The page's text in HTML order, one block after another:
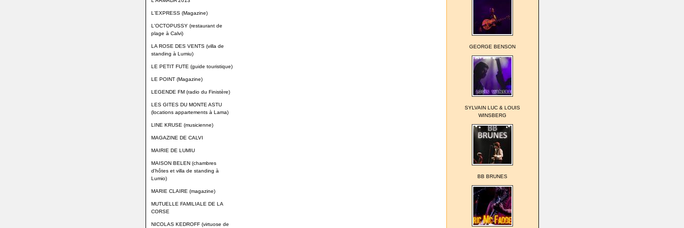
L'EXPRESS (Magazine)
L'OCTOPUSSY (restaurant de
plage à Calvi)
LA ROSE DES VENTS (villa de
standing à Lumiu)
LE PETIT FUTE (guide touristique)
LE POINT (Magazine)
LEGENDE FM (radio du Finistère)
LES GITES DU MONTE ASTU
(locations appartements à Lama)
LINE KRUSE (musicienne)
MAGAZINE DE CALVI
MAIRIE DE LUMIU
MAISON BELEN (chambres
d'hôtes et villa de standing à
Lumio)
MARIE CLAIRE (magazine)
MUTUELLE FAMILIALE DE LA
CORSE
NICOLAS KEDROFF (virtuose de
GEORGE BENSON
SYLVAIN LUC & LOUIS
WINSBERG
BB BRUNES